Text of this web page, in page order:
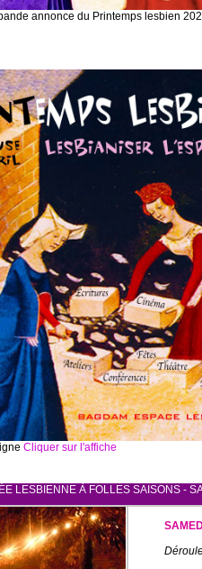
annonce du Printemps lesbien
Cliquer sur l'affiche
LESBIENNE À FOLLES SAISONS -